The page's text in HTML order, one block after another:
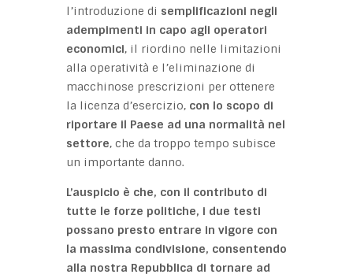
l’introduzione di semplificazioni negli
adempimenti in capo agli operatori
economici, il riordino nelle limitazioni
alla operatività e l’eliminazione di
macchinose prescrizioni per ottenere
la licenza d’esercizio, con lo scopo di
riportare il Paese ad una normalità nel
settore, che da troppo tempo subisce
un importante danno.
L’auspicio è che, con il contributo di
tutte le forze politiche, i due testi
possano presto entrare in vigore con
la massima condivisione, consentendo
alla nostra Repubblica di tornare ad